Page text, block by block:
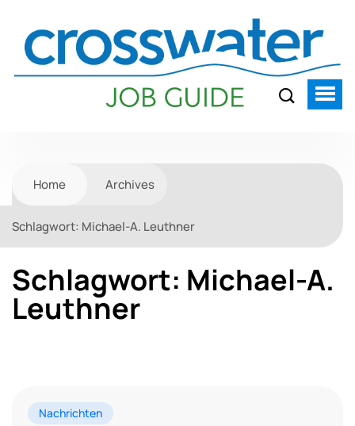
Home Archives
Schlagwort: Michael-A. Leuthner
Schlagwort: Michael-A.
Leuthner
Nachrichten